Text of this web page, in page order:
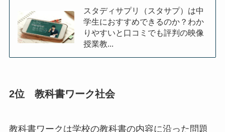
スタディサプリ（スタサプ）は中
学生におすすめできるのか？わか
りやすいと口コミでも評判の映像
授業教...
2位 教科書ワーク社会
教科書ワークは学校の教科書の内容に沿った問題